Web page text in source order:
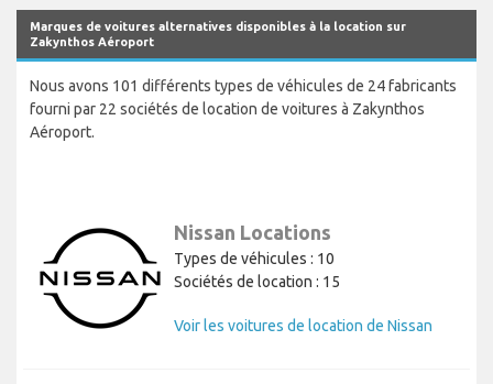
Marques de voitures alternatives disponibles à la location sur
Zakynthos Aéroport
Nous avons 101 différents types de véhicules de 24 fabricants
fourni par 22 sociétés de location de voitures à Zakynthos
Aéroport.
Nissan Locations
Types de véhicules : 10
Sociétés de location : 15
Voir les voitures de location de Nissan